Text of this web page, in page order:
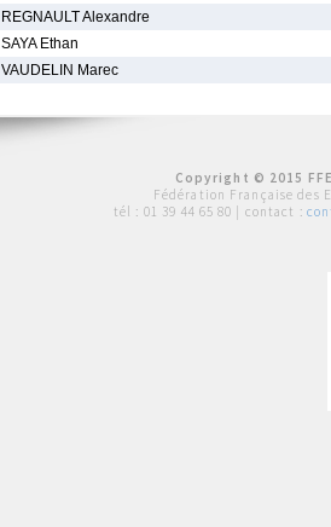
REGNAULT Alexandre
SAYA Ethan
VAUDELIN Marec
Copyright © 2015
Fédération Française des
tél : 01 39 44 65 80 | contact :